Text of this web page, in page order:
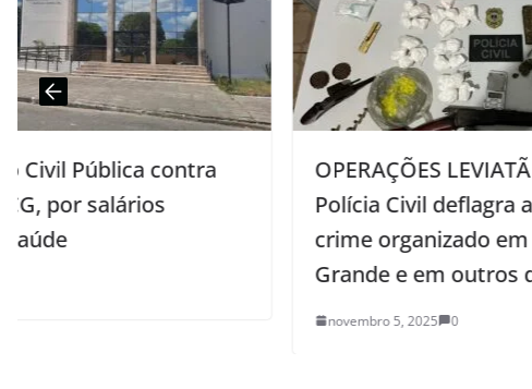
OPERAÇÕES LEVIATÃ E LIBERTAS:
Polícia Civil deflagra ações contra o
crime organizado em Campina
Grande e em outros dois estados